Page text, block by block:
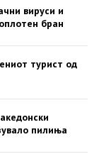
вируси и
бран
турист од
пилиња